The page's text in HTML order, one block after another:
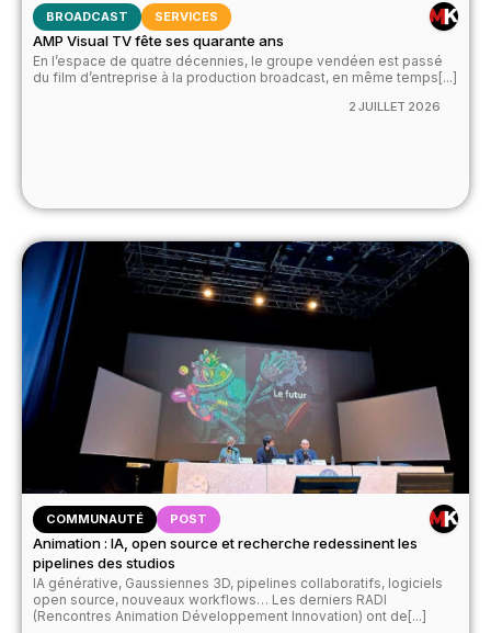
BROADCAST SERVICES
AMP Visual TV fête ses quarante ans
En l’espace de quatre décennies, le groupe vendéen est passé
du film d’entreprise à la production broadcast, en même temps[...]
2 JUILLET 2026
COMMUNAUTÉ POST
Animation : IA, open source et recherche redessinent les
pipelines des studios
IA générative, Gaussiennes 3D, pipelines collaboratifs, logiciels
open source, nouveaux workflows… Les derniers RADI
(Rencontres Animation Développement Innovation) ont de[...]